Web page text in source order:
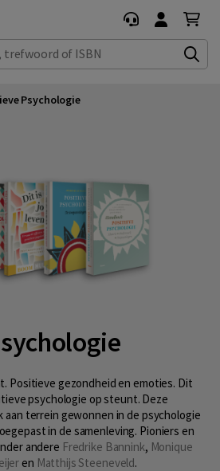
of ISBN
Psychologie
Positieve gezondheid en emoties. Dit
psychologie op steunt. Deze
terrein gewonnen in de psychologie
in de samenleving. Pioniers en
andere Fredrike Bannink, Monique
en Matthijs Steeneveld.